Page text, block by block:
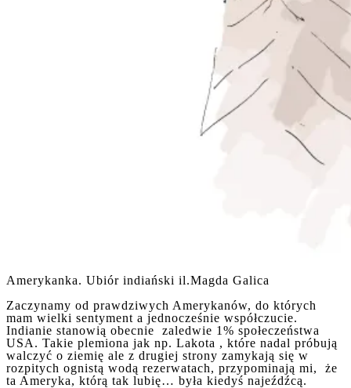
Amerykanka. Ubiór indiański il.Magda Galica
Zaczynamy od prawdziwych Amerykanów, do których
mam wielki sentyment a jednocześnie współczucie.
Indianie stanowią obecnie zaledwie 1% społeczeństwa
USA. Takie plemiona jak np. Lakota , które nadal próbują
walczyć o ziemię ale z drugiej strony zamykają się w
rozpitych ognistą wodą rezerwatach, przypominają mi, że
ta Ameryka, którą tak lubię… była kiedyś najeźdźcą.